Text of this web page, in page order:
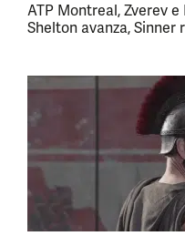
ATP Montreal, Zverev
Shelton avanza, Sinner